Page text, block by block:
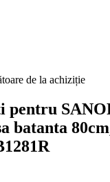
de la achiziție
pentru
batanta